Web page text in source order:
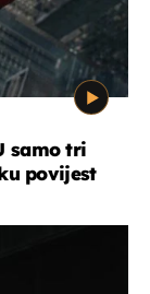
samo tri
povijest